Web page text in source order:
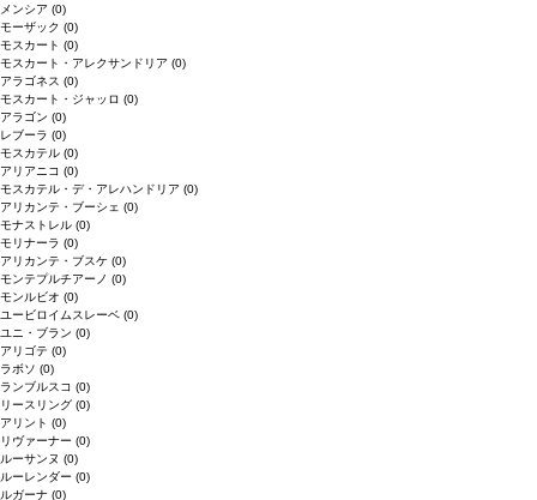
メンシア (0)
モーザック (0)
モスカート (0)
モスカート・アレクサンドリア (0)
アラゴネス (0)
モスカート・ジャッロ (0)
アラゴン (0)
レブーラ (0)
モスカテル (0)
アリアニコ (0)
モスカテル・デ・アレハンドリア (0)
アリカンテ・ブーシェ (0)
モナストレル (0)
モリナーラ (0)
アリカンテ・ブスケ (0)
モンテプルチアーノ (0)
モンルビオ (0)
ユービロイムスレーベ (0)
ユニ・ブラン (0)
アリゴテ (0)
ラボソ (0)
ランブルスコ (0)
リースリング (0)
アリント (0)
リヴァーナー (0)
ルーサンヌ (0)
ルーレンダー (0)
ルガーナ (0)